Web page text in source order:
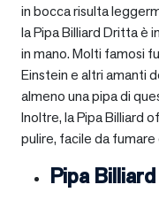
in bocca risulta
la Pipa Billiard Dritta è
in mano. Molti famosi
Einstein e altri amanti
almeno una pipa di
Inoltre, la Pipa Billiard
pulire, facile da
Pipa